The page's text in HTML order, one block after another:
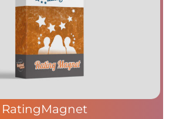
RatingMagnet